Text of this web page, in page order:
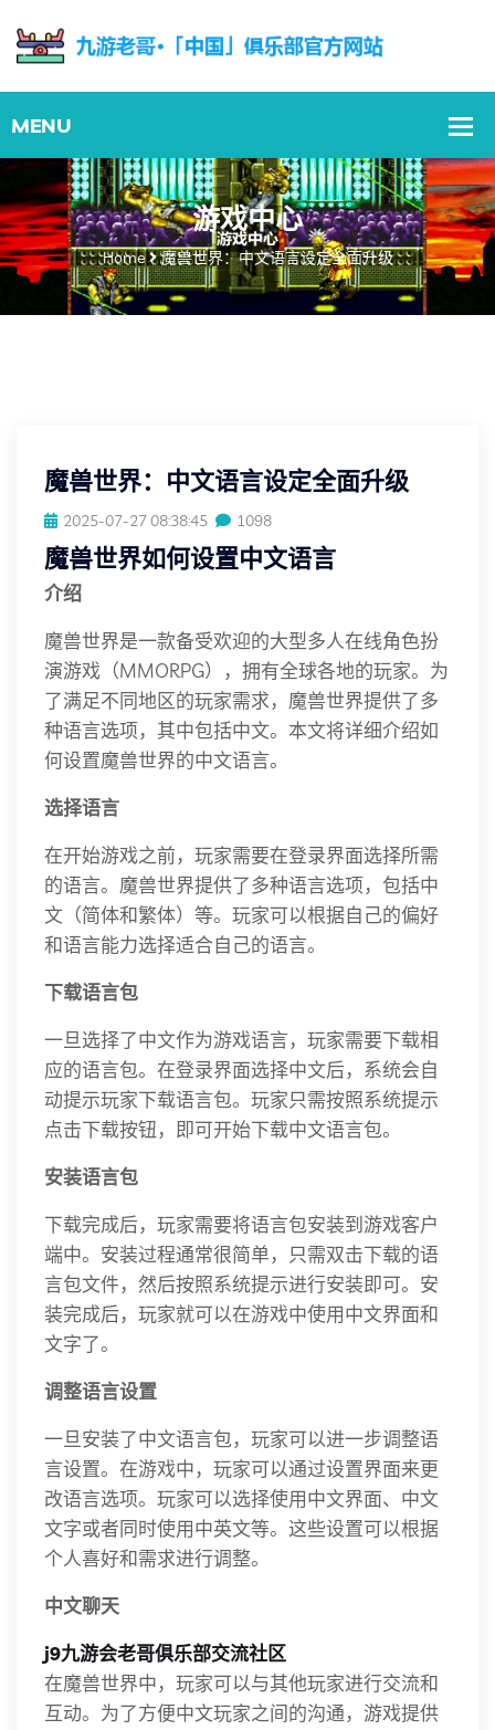
游戏中心
Home 魔兽世界：中文语言设定全面升级
魔兽世界：中文语言设定全面升级
2025-07-27 08:38:45 1098
魔兽世界如何设置中文语言
介绍
魔兽世界是一款备受欢迎的大型多人在线角色扮
演游戏（MMORPG），拥有全球各地的玩家。为
了满足不同地区的玩家需求，魔兽世界提供了多
种语言选项，其中包括中文。本文将详细介绍如
何设置魔兽世界的中文语言。
选择语言
在开始游戏之前，玩家需要在登录界面选择所需
的语言。魔兽世界提供了多种语言选项，包括中
文（简体和繁体）等。玩家可以根据自己的偏好
和语言能力选择适合自己的语言。
下载语言包
一旦选择了中文作为游戏语言，玩家需要下载相
应的语言包。在登录界面选择中文后，系统会自
动提示玩家下载语言包。玩家只需按照系统提示
点击下载按钮，即可开始下载中文语言包。
安装语言包
下载完成后，玩家需要将语言包安装到游戏客户
端中。安装过程通常很简单，只需双击下载的语
言包文件，然后按照系统提示进行安装即可。安
装完成后，玩家就可以在游戏中使用中文界面和
文字了。
调整语言设置
一旦安装了中文语言包，玩家可以进一步调整语
言设置。在游戏中，玩家可以通过设置界面来更
改语言选项。玩家可以选择使用中文界面、中文
文字或者同时使用中英文等。这些设置可以根据
个人喜好和需求进行调整。
中文聊天
j9九游会老哥俱乐部交流社区
在魔兽世界中，玩家可以与其他玩家进行交流和
互动。为了方便中文玩家之间的沟通，游戏提供